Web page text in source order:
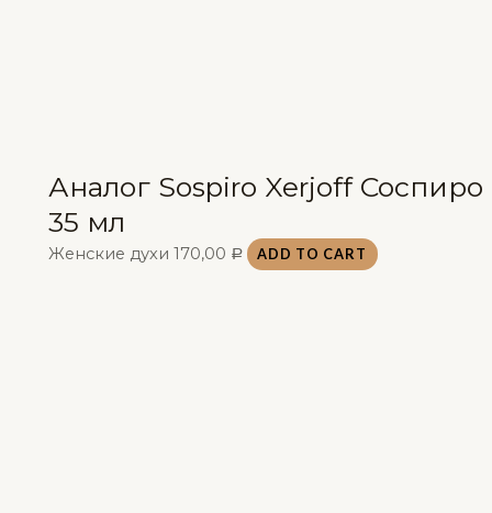
Аналог Sospiro Xerjoff Соспиро
35 мл
Женские духи 170,00 Р ADD TO CART